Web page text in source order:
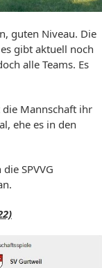
guten Niveau. Die
gibt aktuell noch
alle Teams. Es
Mannschaft ihr
ehe es in den
SPVVG